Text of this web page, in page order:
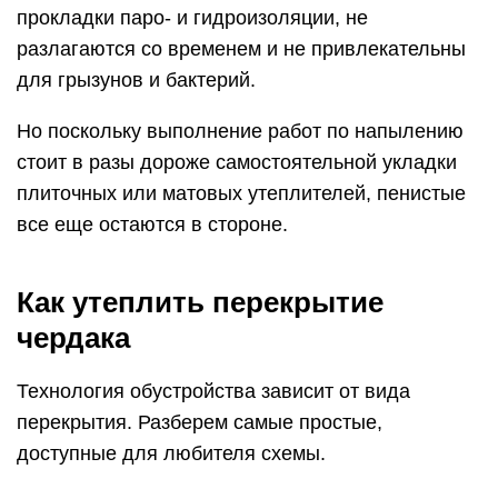
прокладки паро- и гидроизоляции, не
разлагаются со временем и не привлекательны
для грызунов и бактерий.
Но поскольку выполнение работ по напылению
стоит в разы дороже самостоятельной укладки
плиточных или матовых утеплителей, пенистые
все еще остаются в стороне.
Как утеплить перекрытие
чердака
Технология обустройства зависит от вида
перекрытия. Разберем самые простые,
доступные для любителя схемы.